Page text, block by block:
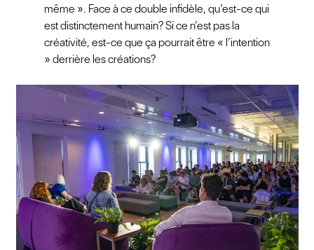
même ». Face à ce double infidèle, qu’est-ce qui
est distinctement humain? Si ce n’est pas la
créativité, est-ce que ça pourrait être « l’intention
» derrière les créations?